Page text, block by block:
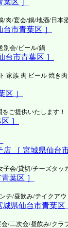
肉/宴会/鍋/地酒/日本
市青葉区 ］
別会/ビール/鍋
台市青葉区 ］
家族 肉 ビール 焼き肉
区 ］
ご提供いたします！
］
［ 宮城県仙台
会/貸切/チーズタッ
葉区 ］
チ/昼飲み/テイクアウ
城県仙台市青葉区
/二次会/昼飲み/クラ